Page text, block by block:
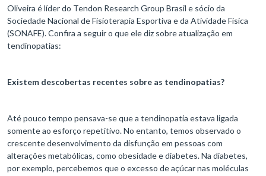
Oliveira é líder do Tendon Research Group Brasil e sócio da
Sociedade Nacional de Fisioterapia Esportiva e da Atividade Física
(SONAFE). Confira a seguir o que ele diz sobre atualização em
tendinopatias:
Existem descobertas recentes sobre as tendinopatias?
Até pouco tempo pensava-se que a tendinopatia estava ligada
somente ao esforço repetitivo. No entanto, temos observado o
crescente desenvolvimento da disfunção em pessoas com
alterações metabólicas, como obesidade e diabetes. Na diabetes,
por exemplo, percebemos que o excesso de açúcar nas moléculas